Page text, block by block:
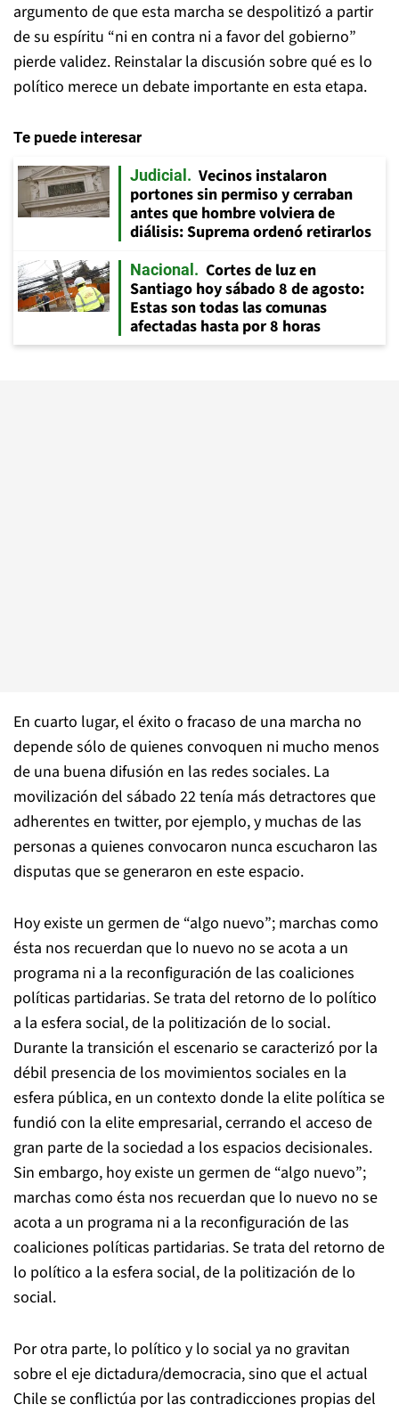
argumento de que esta marcha se despolitizó a partir
de su espíritu “ni en contra ni a favor del gobierno”
pierde validez. Reinstalar la discusión sobre qué es lo
político merece un debate importante en esta etapa.
Te puede interesar
Judicial
Vecinos instalaron
portones sin permiso y cerraban
antes que hombre volviera de
diálisis: Suprema ordenó retirarlos
Nacional
Cortes de luz en
Santiago hoy sábado 8 de agosto:
Estas son todas las comunas
afectadas hasta por 8 horas
En cuarto lugar, el éxito o fracaso de una marcha no
depende sólo de quienes convoquen ni mucho menos
de una buena difusión en las redes sociales. La
movilización del sábado 22 tenía más detractores que
adherentes en twitter, por ejemplo, y muchas de las
personas a quienes convocaron nunca escucharon las
disputas que se generaron en este espacio.
Hoy existe un germen de “algo nuevo”; marchas como
ésta nos recuerdan que lo nuevo no se acota a un
programa ni a la reconfiguración de las coaliciones
políticas partidarias. Se trata del retorno de lo político
a la esfera social, de la politización de lo social.
Durante la transición el escenario se caracterizó por la
débil presencia de los movimientos sociales en la
esfera pública, en un contexto donde la elite política se
fundió con la elite empresarial, cerrando el acceso de
gran parte de la sociedad a los espacios decisionales.
Sin embargo, hoy existe un germen de “algo nuevo”;
marchas como ésta nos recuerdan que lo nuevo no se
acota a un programa ni a la reconfiguración de las
coaliciones políticas partidarias. Se trata del retorno de
lo político a la esfera social, de la politización de lo
social.
Por otra parte, lo político y lo social ya no gravitan
sobre el eje dictadura/democracia, sino que el actual
Chile se conflictúa por las contradicciones propias del